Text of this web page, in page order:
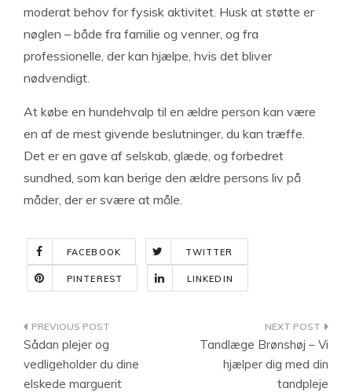
moderat behov for fysisk aktivitet. Husk at støtte er
nøglen – både fra familie og venner, og fra
professionelle, der kan hjælpe, hvis det bliver
nødvendigt.
At købe en hundehvalp til en ældre person kan være
en af de mest givende beslutninger, du kan træffe.
Det er en gave af selskab, glæde, og forbedret
sundhed, som kan berige den ældre persons liv på
måder, der er svære at måle.
FACEBOOK TWITTER
PINTEREST LINKEDIN
Indlægsnavigation
Sådan plejer og
vedligeholder du dine
elskede marguerit
Tandlæge Brønshøj – Vi
hjælper dig med din
tandpleje